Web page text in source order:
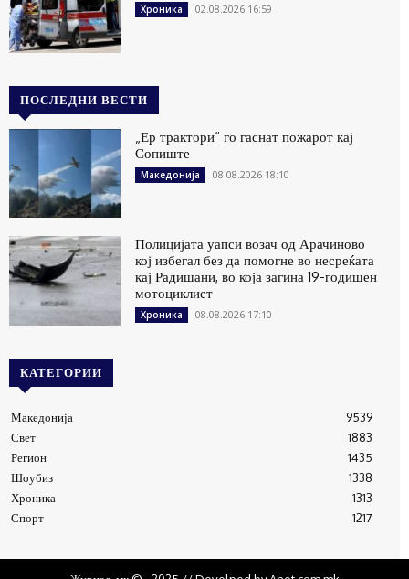
Хроника 02.08.2026 16:59
ПОСЛЕДНИ ВЕСТИ
„Ер трактори“ го гаснат пожарот кај
Сопиште
Македонија 08.08.2026 18:10
Полицијата уапси возач од Арачиново
кој избегал без да помогне во несреќата
кај Радишани, во која загина 19-годишен
мотоциклист
Хроника 08.08.2026 17:10
КАТЕГОРИИ
Македонија
9539
Свет
1883
Регион
1435
Шоубиз
1338
Хроника
1313
Спорт
1217